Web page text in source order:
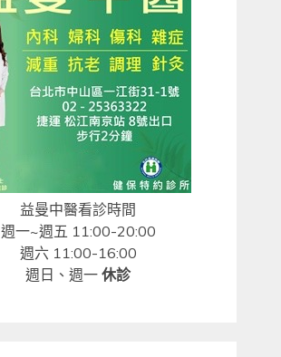
益曼中醫看診時間
週一~週五 11:00-20:00
週六 11:00-16:00
週日、週一 休診